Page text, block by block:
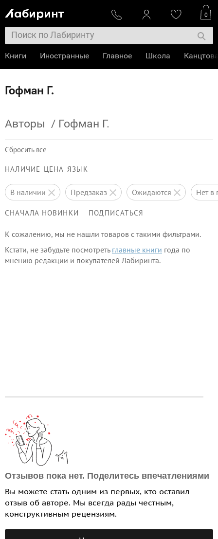
Гофман Г.
Авторы / Гофман Г.
Сбросить все
НАЛИЧИЕ ЦЕНА ЯЗЫК
в наличии предзаказ ожидаются нет
СНАЧАЛА НОВИНКИ ПОДПИСАТЬСЯ
К сожалению, мы не нашли товаров с такими фильтрами.
Кстати, не забудьте посмотреть главные книги года по
мнению редакции и покупателей Лабиринта.
Отзывов пока нет. Поделитесь впечатлениями
Вы можете стать одним из первых, кто оставил
отзыв об авторе. Мы всегда рады честным,
конструктивным рецензиям.
0
Книги Иностранные Главное Школа